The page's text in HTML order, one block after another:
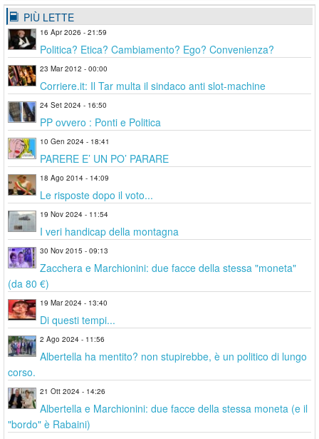
PIÙ LETTE
16 Apr 2026 - 21:59
Politica? Etica? Cambiamento? Ego? Convenienza?
23 Mar 2012 - 00:00
Corriere.it: Il Tar multa il sindaco anti slot-machine
24 Set 2024 - 16:50
PP ovvero : Ponti e Politica
10 Gen 2024 - 18:41
PARERE E’ UN PO’ PARARE
18 Ago 2014 - 14:09
Le risposte dopo il voto...
19 Nov 2024 - 11:54
I veri handicap della montagna
30 Nov 2015 - 09:13
Zacchera e Marchionini: due facce della stessa "moneta"
(da 80 €)
19 Mar 2024 - 13:40
Di questi tempi...
2 Ago 2024 - 11:56
Albertella ha mentito? non stupirebbe, è un politico di lungo
corso.
21 Ott 2024 - 14:26
Albertella e Marchionini: due facce della stessa moneta (e il
"bordo" è Rabaini)